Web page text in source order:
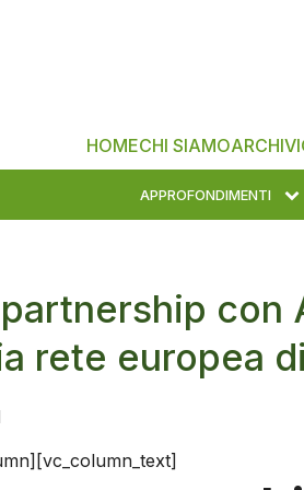
HOMECHI SIAMO
APPROFONDIMENTI
con
rete europea